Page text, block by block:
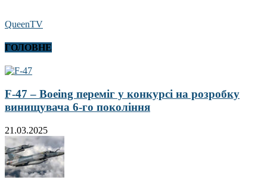
QueenTV
ГОЛОВНЕ
F-47 – Boeing переміг у конкурсі на розробку
винищувача 6-го покоління
21.03.2025